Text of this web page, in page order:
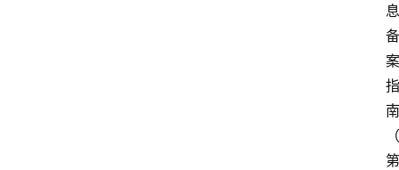
息
备
案
指
南
（
第